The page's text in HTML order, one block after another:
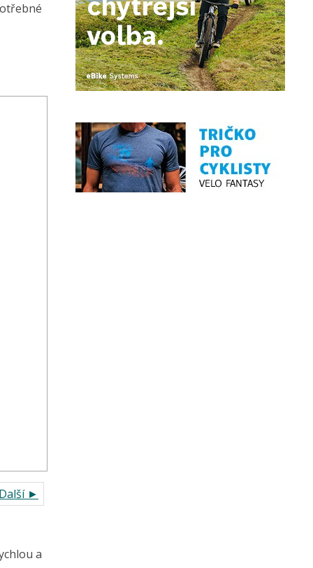
►
a